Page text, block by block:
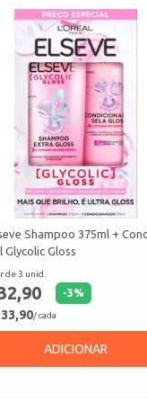
Shampoo 375ml +
Glycolic Gloss
de 3 unid.
-3%
/ cada
ADICIONAR